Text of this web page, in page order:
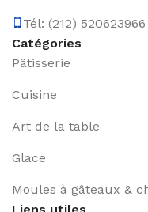
Tél: (212) 520623966
Catégories
Pâtisserie
Cuisine
Art de la table
Glace
Moules à gâteaux &